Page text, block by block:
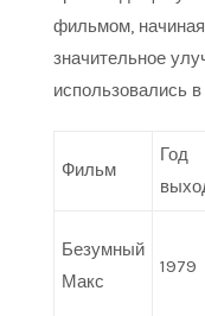
фильмом,
значительное
использовались
Фильм
Год
Безумный
Макс
1979